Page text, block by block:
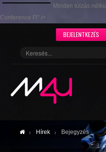
Minden túlzás
Conference Fl" />
BEJELENTKEZÉS
Hírek Bejegyzés